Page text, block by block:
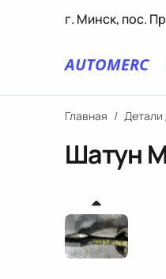
г. Минск, пос.
AUTOMERC
Главная / Детали
Шатун